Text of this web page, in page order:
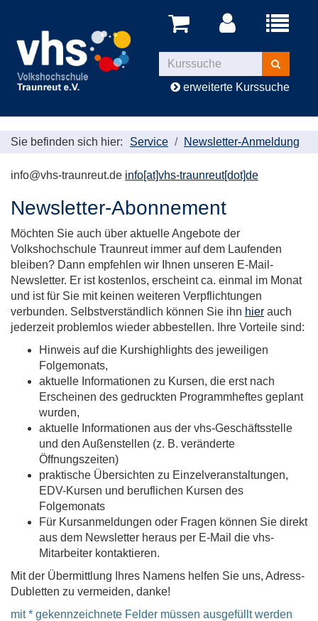
Menü
Kurse
suchen
erweiterte Kurssuche
Sie befinden sich hier: Service Newsletter-Anmeldung
info@vhs-traunreut.de info[at]vhs-traunreut[dot]de
Newsletter-Abonnement
Möchten Sie auch über aktuelle Angebote der
Volkshochschule Traunreut immer auf dem Laufenden
bleiben? Dann empfehlen wir Ihnen unseren E-Mail-
Newsletter. Er ist kostenlos, erscheint ca. einmal im Monat
und ist für Sie mit keinen weiteren Verpflichtungen
verbunden. Selbstverständlich können Sie ihn hier auch
jederzeit problemlos wieder abbestellen. Ihre Vorteile sind:
Hinweis auf die Kurshighlights des jeweiligen
Folgemonats,
aktuelle Informationen zu Kursen, die erst nach
Erscheinen des gedruckten Programmheftes geplant
wurden,
aktuelle Informationen aus der vhs-Geschäftsstelle
und den Außenstellen (z. B. veränderte
Öffnungszeiten)
praktische Übersichten zu Einzelveranstaltungen,
EDV-Kursen und beruflichen Kursen des
Folgemonats
Für Kursanmeldungen oder Fragen können Sie direkt
aus dem Newsletter heraus per E-Mail die vhs-
Mitarbeiter kontaktieren.
Mit der Übermittlung Ihres Namens helfen Sie uns, Adress-
Dubletten zu vermeiden, danke!
mit * gekennzeichnete Felder müssen ausgefüllt werden